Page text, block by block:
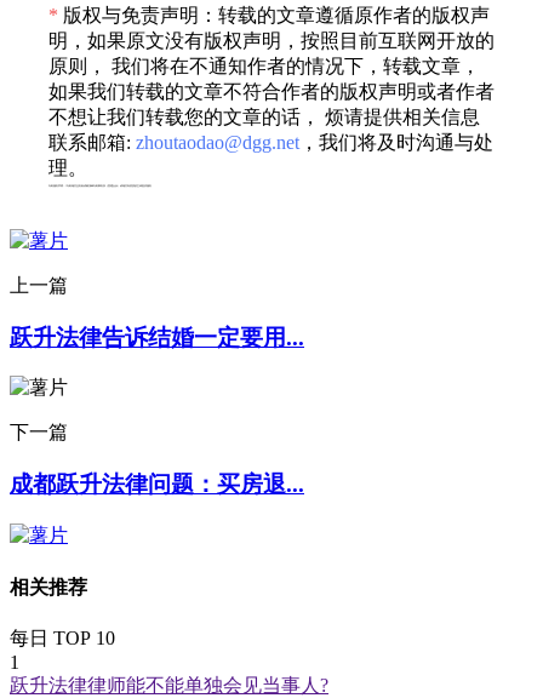
* 版权与免责声明：转载的文章遵循原作者的版权声
明，如果原文没有版权声明，按照目前互联网开放的
原则， 我们将在不通知作者的情况下，转载文章，
如果我们转载的文章不符合作者的版权声明或者作者
不想让我们转载您的文章的话， 烦请提供相关信息
联系邮箱: zhoutaodao@dgg.net ，我们将及时沟通与处
理。
上一篇
跃升法律告诉结婚一定要用...
下一篇
成都跃升法律问题：买房退...
相关推荐
每日 TOP 10
1
跃升法律律师能不能单独会见当事人?